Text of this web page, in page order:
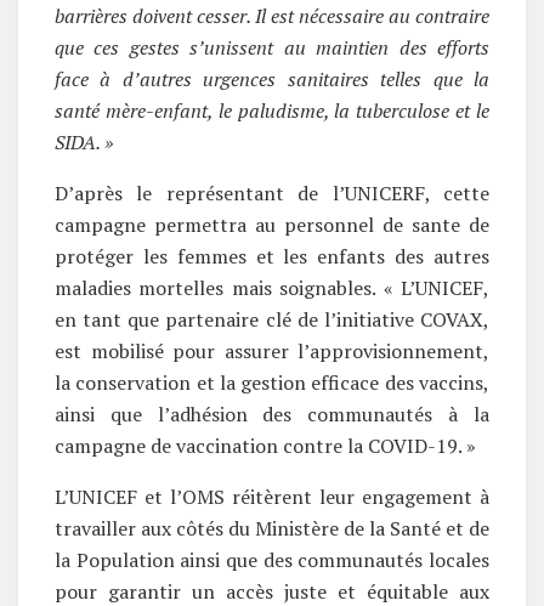
barrières doivent cesser. Il est nécessaire au contraire
que ces gestes s’unissent au maintien des efforts
face à d’autres urgences sanitaires telles que la
santé mère-enfant, le paludisme, la tuberculose et le
SIDA. »
D’après le représentant de l’UNICERF, cette
campagne permettra au personnel de sante de
protéger les femmes et les enfants des autres
maladies mortelles mais soignables. « L’UNICEF,
en tant que partenaire clé de l’initiative COVAX,
est mobilisé pour assurer l’approvisionnement,
la conservation et la gestion efficace des vaccins,
ainsi que l’adhésion des communautés à la
campagne de vaccination contre la COVID-19. »
L’UNICEF et l’OMS réitèrent leur engagement à
travailler aux côtés du Ministère de la Santé et de
la Population ainsi que des communautés locales
pour garantir un accès juste et équitable aux